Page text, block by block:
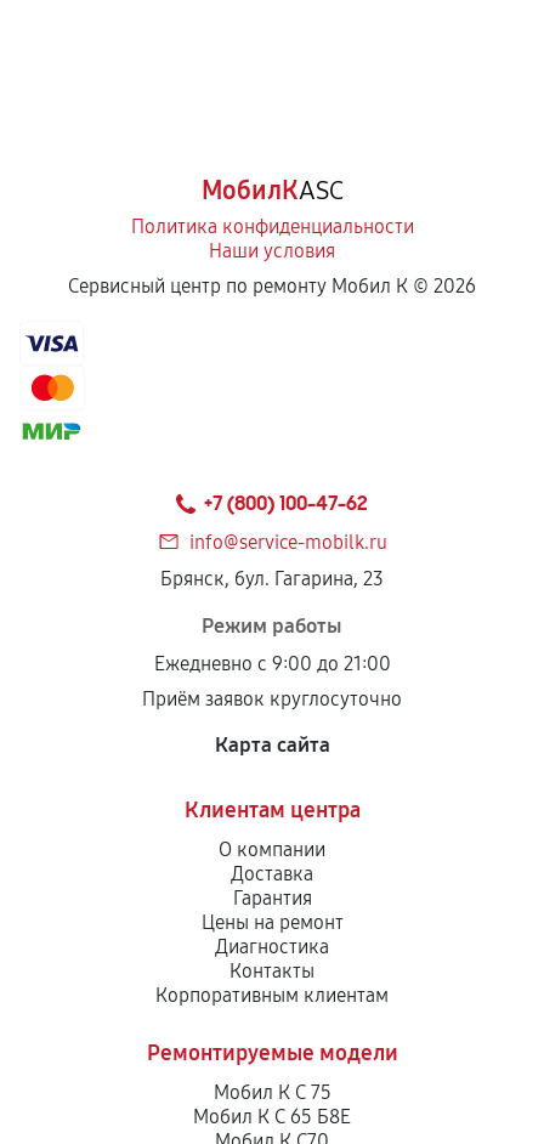
МобилКASC
Политика конфиденциальности
Наши условия
Сервисный центр по ремонту Мобил К © 2026
+7 (800) 100-47-62
info@service-mobilk.ru
Брянск, бул. Гагарина, 23
Режим работы
Ежедневно с 9:00 до 21:00
Приём заявок круглосуточно
Карта сайта
Клиентам центра
О компании
Доставка
Гарантия
Цены на ремонт
Диагностика
Контакты
Корпоративным клиентам
Ремонтируемые модели
Мобил К С 75
Мобил К С 65 Б8Е